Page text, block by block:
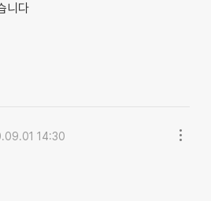
니다
14:30